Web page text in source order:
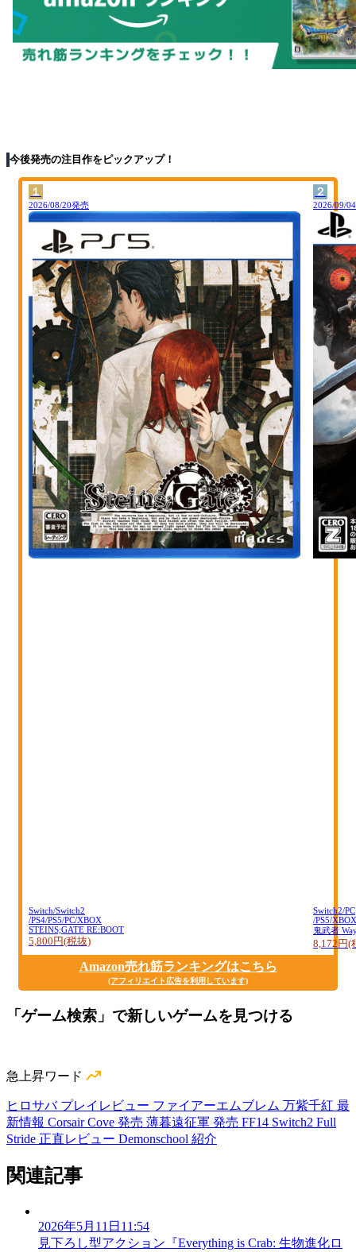
今後発売の注目作をピックアップ！
１
2026/08/20発売
Switch/Switch2
/PS4/PS5/PC/XBOX
STEINS;GATE RE:BOOT
5,800円(税抜)
２
2026/09/
Switch2/PC
/PS5/XBOX
鬼武者
8,172円(
Amazon売れ筋ランキングはこちら
(アフィリエイト広告を利用しています)
「ゲーム検索」で新しいゲームを見つける
急上昇ワード
ヒロサバ プレイレビュー ファイアーエムブレム 万紫千紅 最
新情報 Corsair Cove 発売 薄暮遠征軍 発売 FF14 Switch2 Full
Stride 正直レビュー Demonschool 紹介
関連記事
2026年5月11日11:54
見下ろし型アクション『Everything is Crab: 生物進化ロ